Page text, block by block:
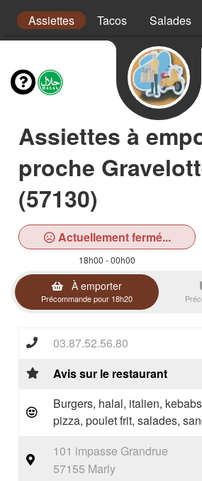
Assiettes Tacos Salades
Assiettes à
proche
(57130)
Actuellement fermé...
18h00 - 00h00
À emporter
Précommande pour 18h20
03.87.52.56.80
Avis sur le restaurant
Burgers, halal, italien,
pizza, poulet frit, salades,
101 impasse Grandrue
57155 Marly